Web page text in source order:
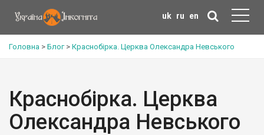
uk ru en
Головна > Блог> Краснобірка. Церква Олександра Невського
Краснобірка. Церква
Олександра Невського